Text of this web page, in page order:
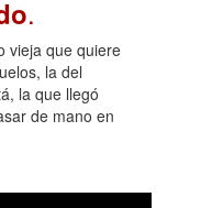
.
vieja que quiere
la del
la que llegó
de mano en